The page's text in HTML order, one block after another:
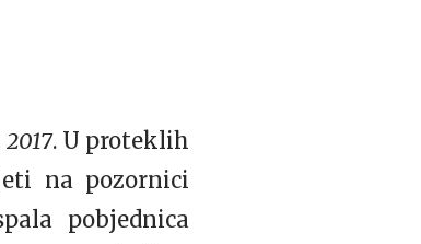
. U proteklih
na pozornici
pobjednica